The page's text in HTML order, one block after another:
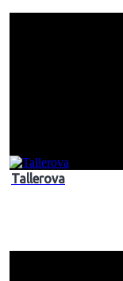
Tallerova